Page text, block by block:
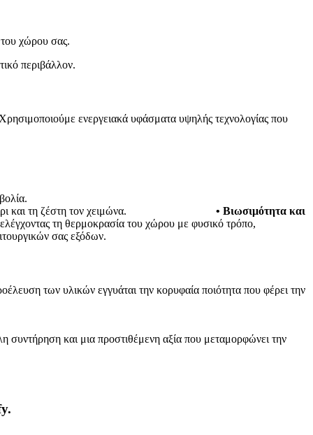
χώρου σας.
περιβάλλον.
ενεργειακά υφάσματα υψηλής τεχνολογίας που
και τη ζέστη τον χειμώνα. • Βιωσιμότητα και
τη θερμοκρασία του χώρου με φυσικό τρόπο,
σας εξόδων.
των υλικών εγγυάται την κορυφαία ποιότητα που φέρει την
συντήρηση και μια προστιθέμενη αξία που μεταμορφώνει την